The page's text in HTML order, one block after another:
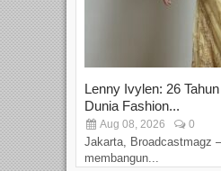
Lenny Ivylen: 26
Dunia Fashion...
Aug 08, 2026 0
Jakarta, Broadcastmagz
membangun...